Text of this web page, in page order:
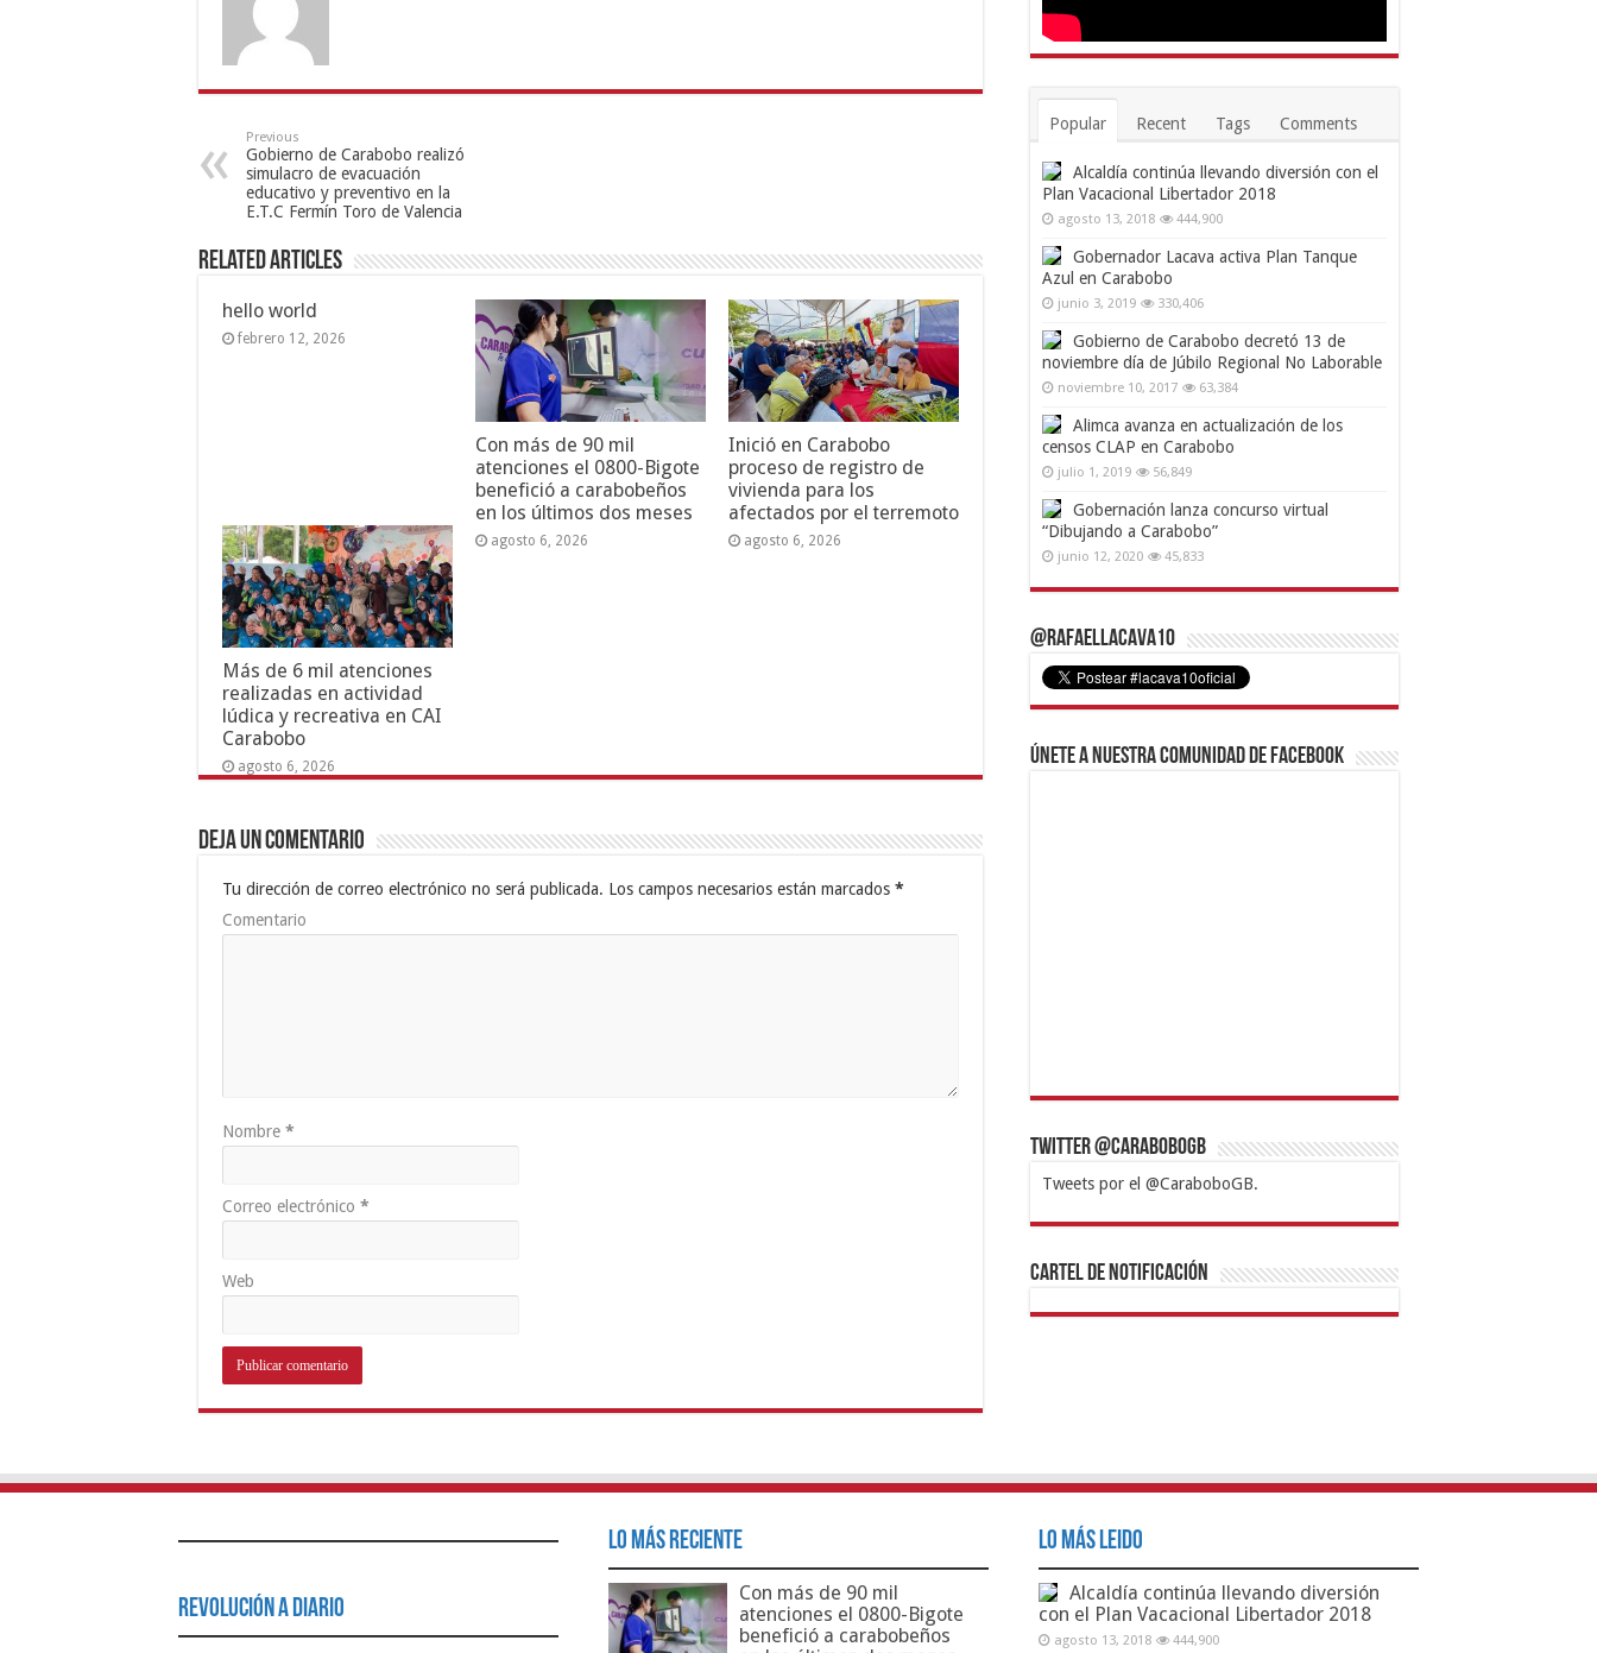
Previous
Gobierno de Carabobo realizó
simulacro de evacuación
educativo y preventivo en la
E.T.C Fermín Toro de Valencia
Related Articles
hello world
febrero 12, 2026
Con más de 90 mil
atenciones el 0800-Bigote
benefició a carabobeños
en los últimos dos meses
agosto 6, 2026
Inició en Carabobo
proceso de registro de
vivienda para los
afectados por el terremoto
agosto 6, 2026
Más de 6 mil atenciones
realizadas en actividad
lúdica y recreativa en CAI
Carabobo
agosto 6, 2026
Deja un comentario
Tu dirección de correo electrónico no será publicada. Los campos necesarios están marcados *
Comentario
Nombre *
Correo electrónico *
Web
Popular Recent Tags Comments
Alcaldía continúa llevando diversión con el
Plan Vacacional Libertador 2018
agosto 13, 2018 444,900
Gobernador Lacava activa Plan Tanque
Azul en Carabobo
junio 3, 2019 330,406
Gobierno de Carabobo decretó 13 de
noviembre día de Júbilo Regional No Laborable
noviembre 10, 2017 63,384
Alimca avanza en actualización de los
censos CLAP en Carabobo
julio 1, 2019 56,849
Gobernación lanza concurso virtual
“Dibujando a Carabobo”
junio 12, 2020 45,833
@RafaelLacava10
Únete a nuestra comunidad de Facebook
Twitter @CaraboboGB
Tweets por el @CaraboboGB.
1xbetBetturkeyBetistKralbetSupertotobetTipobet
https://mvbcasino.com/
Cartel de Notificación
Revolución a Diario
Lo Más Reciente
Con más de 90 mil
atenciones el 0800-Bigote
benefició a carabobeños
Lo Más Leido
Alcaldía continúa llevando diversión
con el Plan Vacacional Libertador 2018
agosto 13, 2018 444,900